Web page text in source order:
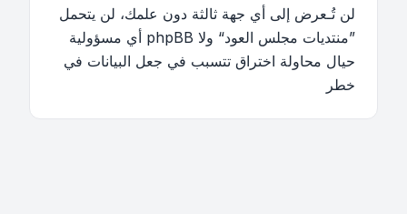
لن تُـعرض إلى أي جهة ثالثة دون علمك، لن يتحمل
”منتديات مجلس العود“ ولا phpBB أي مسؤولية
حيال محاولة اختراق تتسبب في جعل البيانات في
خطر